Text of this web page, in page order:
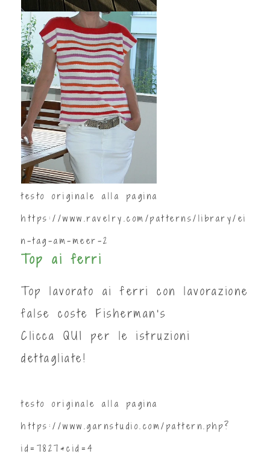
testo originale alla pagina
https://www.ravelry.com/patterns/library/ei
n-tag-am-meer-2
Top ai ferri
Top lavorato ai ferri con lavorazione
false coste Fisherman's
Clicca QUI
per le istruzioni
dettagliate!
testo originale alla pagina
https://www.garnstudio.com/pattern.php?
id=7827&cid=4